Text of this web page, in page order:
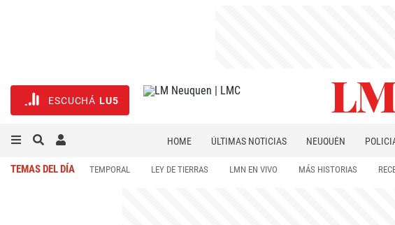
ESCUCHÁ LU5
HOME ÚLTIMAS NOTICIAS NEUQUÉN
TEMAS DEL DÍA TEMPORAL LEY DE TIERRAS LMN EN VIVO MÁS HISTORIAS